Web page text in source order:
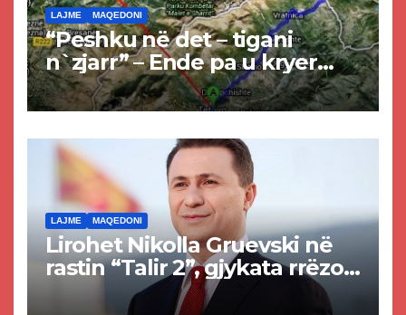
LAJME MAQEDONI
“Peshku në det – tigani
n`zjarr” – Ende pa u kryer
projekti i tunelit, komuna e
Tetovës nis punimet për
LAJME MAQEDONI
Lirohet Nikolla Gruevski në
rastin “Talir 2”, gjykata rrëzon
akuzat për ndërtimin e